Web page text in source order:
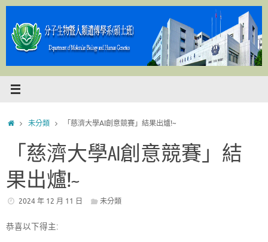
Skip
content
Home未分類 「慈濟大學AI創意競賽」結果出爐!~
「慈濟大學AI創意競賽」結
果出爐!~
2024 年 12 月 11 日 未分類
恭喜以下得主: